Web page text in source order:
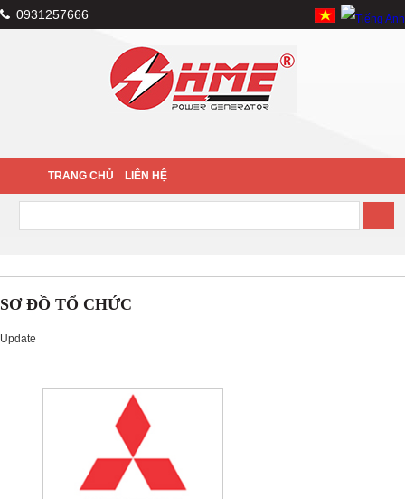
0931257666
TRANG CHỦ LIÊN HỆ
SƠ ĐỒ TỔ CHỨC
Update